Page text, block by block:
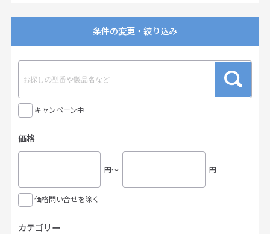
条件の変更・絞り込み
キャンペーン中
価格
円〜 円
価格問い合せを除く
カテゴリー